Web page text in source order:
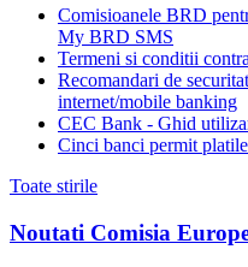
Comisioanele BRD
My BRD SMS
Termeni si conditii
Recomandari de
internet/mobile banking
CEC Bank - Ghid
Cinci banci permit
Toate stirile
Noutati Comisia